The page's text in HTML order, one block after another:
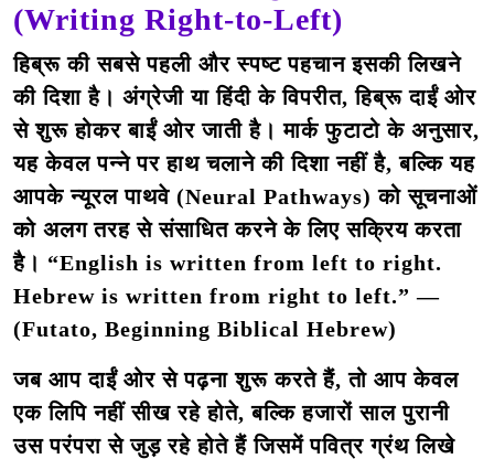
(Writing Right-to-Left)
हिब्रू की सबसे पहली और स्पष्ट पहचान इसकी लिखने
की दिशा है। अंग्रेजी या हिंदी के विपरीत, हिब्रू दाईं ओर
से शुरू होकर बाईं ओर जाती है। मार्क फुटाटो के अनुसार,
यह केवल पन्ने पर हाथ चलाने की दिशा नहीं है, बल्कि यह
आपके न्यूरल पाथवे (Neural Pathways) को सूचनाओं
को अलग तरह से संसाधित करने के लिए सक्रिय करता
है। “English is written from left to right.
Hebrew is written from right to left.” —
(Futato, Beginning Biblical Hebrew)
जब आप दाईं ओर से पढ़ना शुरू करते हैं, तो आप केवल
एक लिपि नहीं सीख रहे होते, बल्कि हजारों साल पुरानी
उस परंपरा से जुड़ रहे होते हैं जिसमें पवित्र ग्रंथ लिखे